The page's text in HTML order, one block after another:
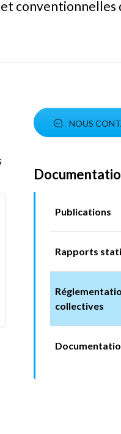
NOUS
Publications
Rapports
collectives